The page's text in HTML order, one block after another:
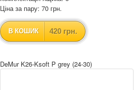
Ціна за пару: 70 грн.
В КОШИК 420 грн.
DeMur K26-Ksoft P grey (24-30)